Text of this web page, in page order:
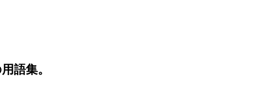
語集。